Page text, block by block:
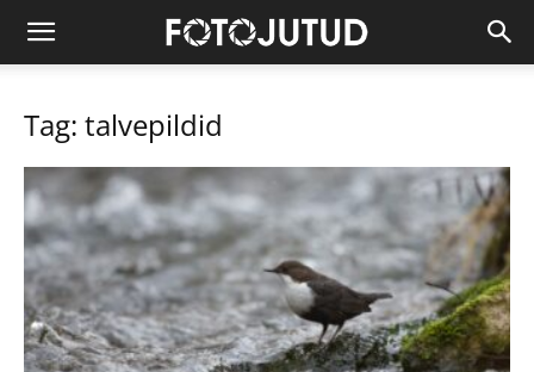
Tag: talvepildid